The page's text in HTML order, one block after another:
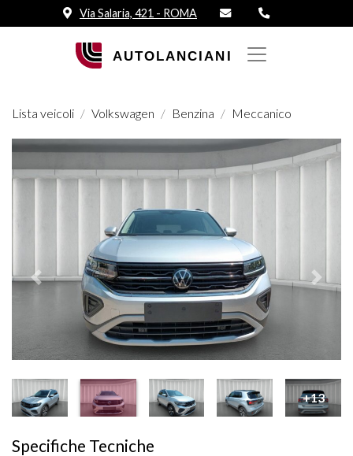
Via Salaria, 421 - ROMA
Lista veicoli Volkswagen Benzina Meccanico
Prededente
+13
Specifiche Tecniche